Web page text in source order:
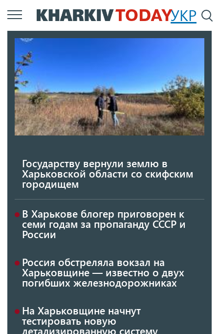
Перейти
к
УКР
Государству вернули землю в
Харьковской области со скифским
городищем
В Харькове блогер приговорен к
семи годам за пропаганду СССР и
России
Россия обстреляла вокзал на
Харьковщине — известно о двух
погибших железнодорожниках
На Харьковщине начнут
тестировать новую
детализированную систему